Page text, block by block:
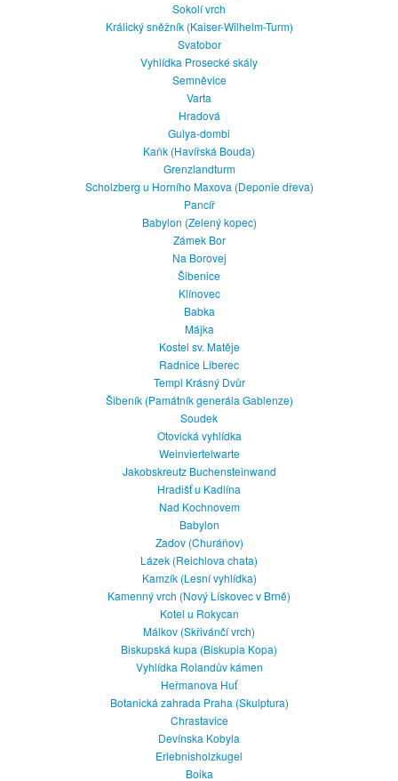
Sokolí vrch
Králický sněžník (Kaiser-Wilhelm-Turm)
Svatobor
Vyhlídka Prosecké skály
Semněvice
Varta
Hradová
Gulya-dombi
Kaňk (Havířská Bouda)
Grenzlandturm
Scholzberg u Horního Maxova (Deponie dřeva)
Pancíř
Babylon (Zelený kopec)
Zámek Bor
Na Borovej
Šibenice
Klínovec
Babka
Májka
Kostel sv. Matěje
Radnice Liberec
Templ Krásný Dvůr
Šibeník (Památník generála Gablenze)
Soudek
Otovická vyhlídka
Weinviertelwarte
Jakobskreutz Buchensteinwand
Hradišť u Kadlína
Nad Kochnovem
Babylon
Zadov (Churáňov)
Lázek (Reichlova chata)
Kamzík (Lesní vyhlídka)
Kamenný vrch (Nový Lískovec v Brně)
Kotel u Rokycan
Málkov (Skřivánčí vrch)
Biskupská kupa (Biskupia Kopa)
Vyhlídka Rolandův kámen
Heřmanova Huť
Botanická zahrada Praha (Skulptura)
Chrastavice
Devínska Kobyla
Erlebnisholzkugel
Boika